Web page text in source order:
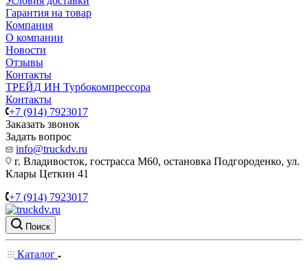
Гарантия на товар
Компания
О компании
Новости
Отзывы
Контакты
ТРЕЙД ИН Турбокомпрессора
Контакты
+7 (914) 7923017
Заказать звонок
Задать вопрос
info@truckdv.ru
г. Владивосток, гострасса М60, остановка Подгороденко, ул.
Клары Цеткин 41
+7 (914) 7923017
Поиск
Каталог